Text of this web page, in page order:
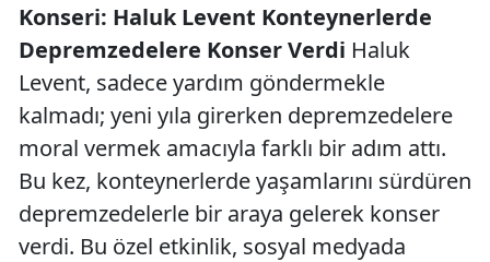
Konseri: Haluk Levent Konteynerlerde
Depremzedelere Konser Verdi Haluk
Levent, sadece yardım göndermekle
kalmadı; yeni yıla girerken depremzedelere
moral vermek amacıyla farklı bir adım attı.
Bu kez, konteynerlerde yaşamlarını sürdüren
depremzedelerle bir araya gelerek konser
verdi. Bu özel etkinlik, sosyal medyada